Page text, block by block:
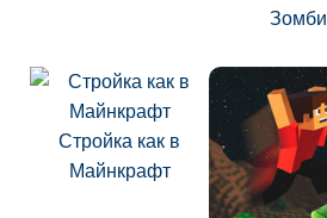
Зомби
Стройка как в
Майнкрафт